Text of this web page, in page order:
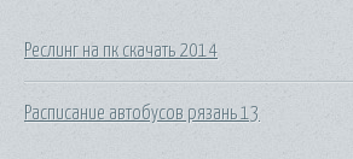
Реслинг на пк скачать 2014
Расписание автобусов рязань 13